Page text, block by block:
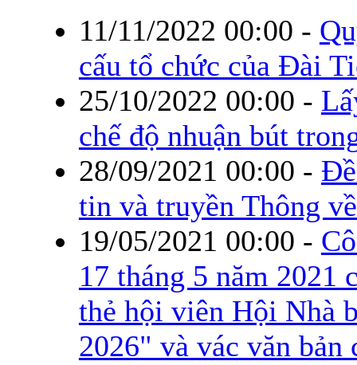
11/11/2022 00:00 -
cấu tổ chức của Đài
25/10/2022 00:00 -
chế độ nhuận bút
28/09/2021 00:00 -
tin và truyền Thông
19/05/2021 00:00 -
17 tháng 5 năm
thẻ hội viên Hội Nhà
2026" và vác văn bản